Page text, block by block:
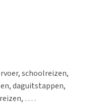
schoolreizen,
daguitstappen,
… .